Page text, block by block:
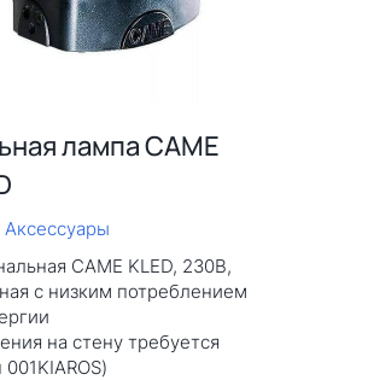
лампа CAME
Аксессуары
CAME KLED, 230В,
с низким потреблением
на стену требуется